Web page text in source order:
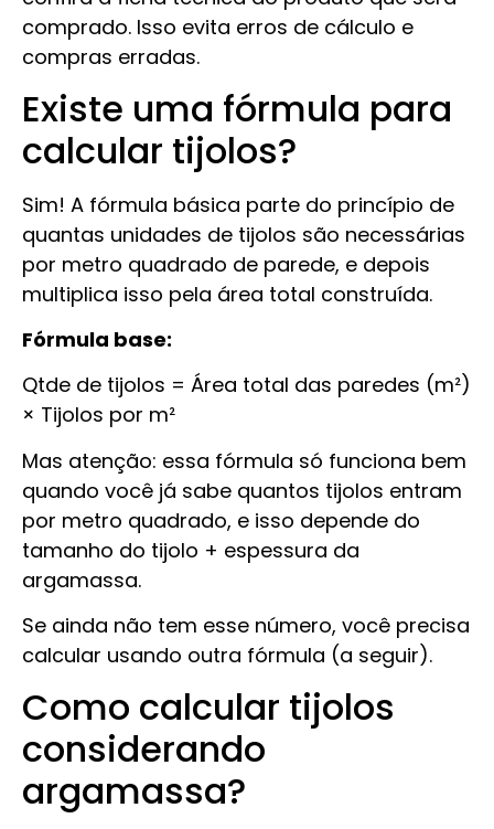
comprado. Isso evita erros de cálculo e
compras erradas.
Existe uma fórmula para
calcular tijolos?
Sim! A fórmula básica parte do princípio de
quantas unidades de tijolos são necessárias
por metro quadrado de parede, e depois
multiplica isso pela área total construída.
Fórmula base:
Qtde de tijolos = Área total das paredes (m²)
× Tijolos por m²
Mas atenção: essa fórmula só funciona bem
quando você já sabe quantos tijolos entram
por metro quadrado, e isso depende do
tamanho do tijolo + espessura da
argamassa.
Se ainda não tem esse número, você precisa
calcular usando outra fórmula (a seguir).
Como calcular tijolos
considerando
argamassa?